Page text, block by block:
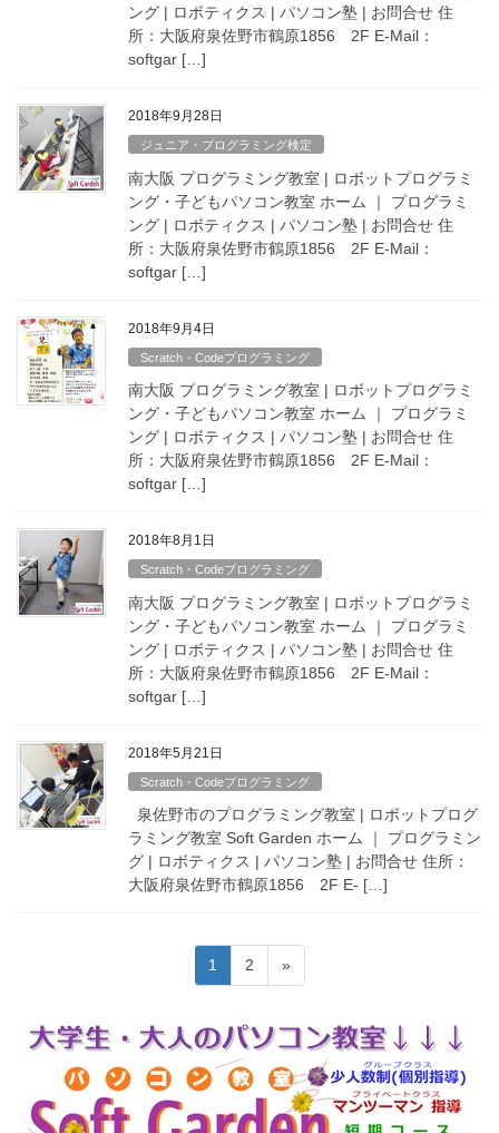
ング | ロボティクス | パソコン塾 | お問合せ 住
所：大阪府泉佐野市鶴原1856 2F E-Mail：
softgar […]
2018年9月28日
ジュニア・プログラミング検定
南大阪 プログラミング教室 | ロボットプログラミ
ング・子どもパソコン教室 ホーム ｜ プログラミ
ング | ロボティクス | パソコン塾 | お問合せ 住
所：大阪府泉佐野市鶴原1856 2F E-Mail：
softgar […]
2018年9月4日
Scratch・Codeプログラミング
南大阪 プログラミング教室 | ロボットプログラミ
ング・子どもパソコン教室 ホーム ｜ プログラミ
ング | ロボティクス | パソコン塾 | お問合せ 住
所：大阪府泉佐野市鶴原1856 2F E-Mail：
softgar […]
2018年8月1日
Scratch・Codeプログラミング
南大阪 プログラミング教室 | ロボットプログラミ
ング・子どもパソコン教室 ホーム ｜ プログラミ
ング | ロボティクス | パソコン塾 | お問合せ 住
所：大阪府泉佐野市鶴原1856 2F E-Mail：
softgar […]
2018年5月21日
Scratch・Codeプログラミング
泉佐野市のプログラミング教室 | ロボットプログ
ラミング教室 Soft Garden ホーム ｜ プログラミン
グ | ロボティクス | パソコン塾 | お問合せ 住所：
大阪府泉佐野市鶴原1856 2F E- […]
の
ペ
ジ
固
定
ー
ジ
1
固
定
ー
ジ
2 »